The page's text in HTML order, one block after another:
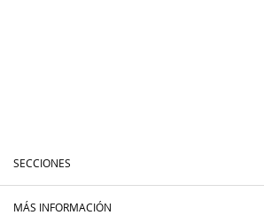
SECCIONES
MÁS INFORMACIÓN